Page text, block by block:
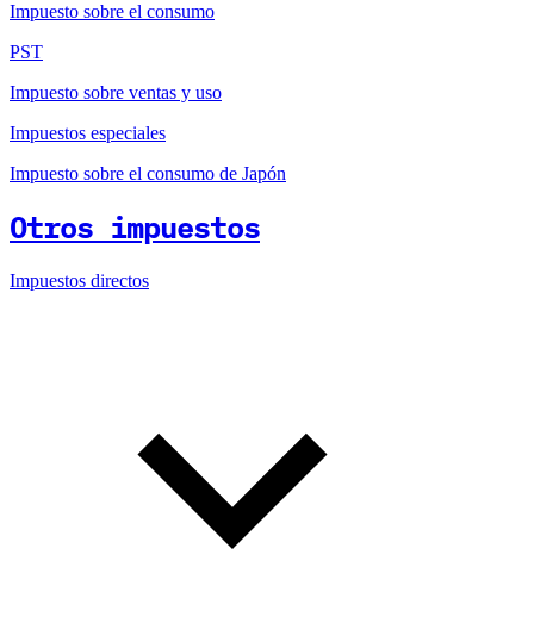
Impuesto sobre el consumo
PST
Impuesto sobre ventas y uso
Impuestos especiales
Impuesto sobre el consumo de Japón
Otros impuestos
Impuestos directos